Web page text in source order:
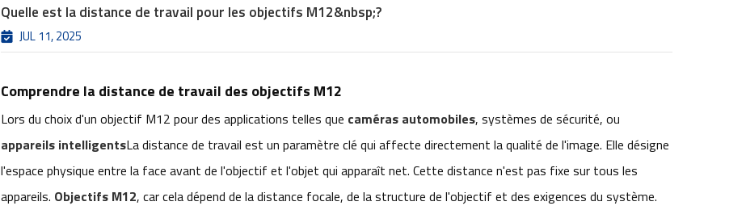
Quelle est la distance de travail pour les objectifs M12&nbsp;?
JUL 11, 2025
Comprendre la distance de travail des objectifs M12
Lors du choix d'un objectif M12 pour des applications telles que caméras automobiles, systèmes de sécurité, ou
appareils intelligentsLa distance de travail est un paramètre clé qui affecte directement la qualité de l'image. Elle désigne
l'espace physique entre la face avant de l'objectif et l'objet qui apparaît net. Cette distance n'est pas fixe sur tous les
appareils. Objectifs M12, car cela dépend de la distance focale, de la structure de l'objectif et des exigences du système.